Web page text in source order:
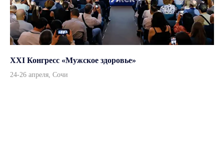
XXI Конгресс «Мужское здоровье»
24-26 апреля, Сочи
Согласие на обработку персональных данных
Все права защищены